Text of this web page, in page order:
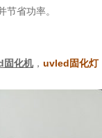
省功率。
固化机， uvled固化灯